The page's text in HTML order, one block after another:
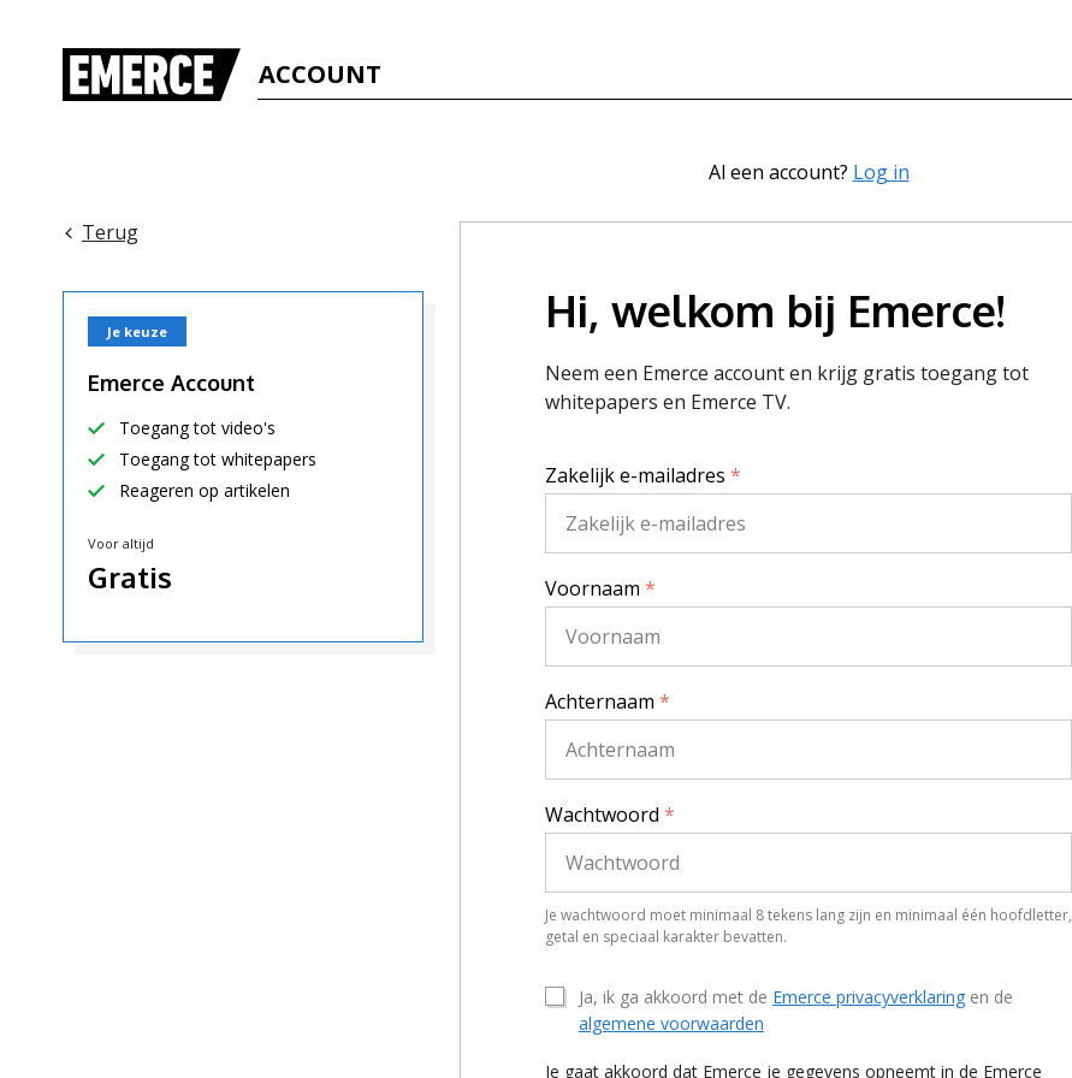
ACCOUNT
Terug
Je keuze
Emerce Account
Toegang tot video's
Toegang tot whitepapers
Reageren op artikelen
Voor altijd
Gratis
Al een account? Log in
Hi, welkom bij Emerce!
Neem een Emerce account en krijg gratis toegang tot
whitepapers en Emerce TV.
Zakelijk e-mailadres *
Voornaam *
Achternaam *
Wachtwoord *
Je wachtwoord moet minimaal 8 tekens lang zijn en minimaal één hoofdletter,
getal en speciaal karakter bevatten.
Ja, ik ga akkoord met de Emerce privacyverklaring en de
algemene voorwaarden
Je gaat akkoord dat Emerce je gegevens opneemt in de Emerce